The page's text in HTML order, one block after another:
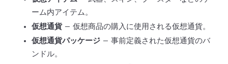
ーム内アイテム。
仮想通貨— 仮想商品の購入に使用される仮想通貨。
仮想通貨パッケージ — 事前定義された仮想通貨のバ
ンドル。